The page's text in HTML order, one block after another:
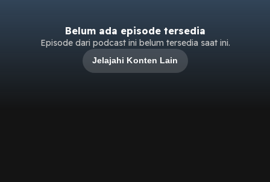
Belum ada episode tersedia
Episode dari podcast ini belum tersedia saat ini.
Jelajahi Konten Lain